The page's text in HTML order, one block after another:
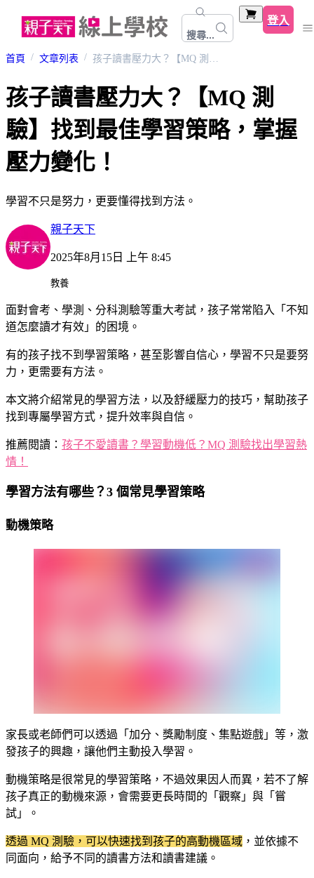
搜尋...
登入
首頁 文章列表 孩子讀書壓力大？【MQ 測驗】找到最佳學習策略，掌握壓力變化！
孩子讀書壓力大？【MQ 測
驗】找到最佳學習策略，掌握
壓力變化！
學習不只是努力，更要懂得找到方法。
親子天下
2025年8月15日 上午 8:45
教養
面對會考、學測、分科測驗等重大考試，孩子常常陷入「不知
道怎麼讀才有效」的困境。
有的孩子找不到學習策略，甚至影響自信心，學習不只是要努
力，更需要有方法。
本文將介紹常見的學習方法，以及舒緩壓力的技巧，幫助孩子
找到專屬學習方式，提升效率與自信。
推薦閱讀： 孩子不愛讀書？學習動機低？MQ 測驗找出學習熱
情！
學習方法有哪些？3 個常見學習策略
動機策略
家長或老師們可以透過「加分、獎勵制度、集點遊戲」等，激
發孩子的興趣，讓他們主動投入學習。
動機策略是很常見的學習策略，不過效果因人而異，若不了解
孩子真正的動機來源，會需要更長時間的「觀察」與「嘗
試」。
透過 MQ 測驗，可以快速找到孩子的高動機區域 ，並依據不
同面向，給予不同的讀書方法和讀書建議。